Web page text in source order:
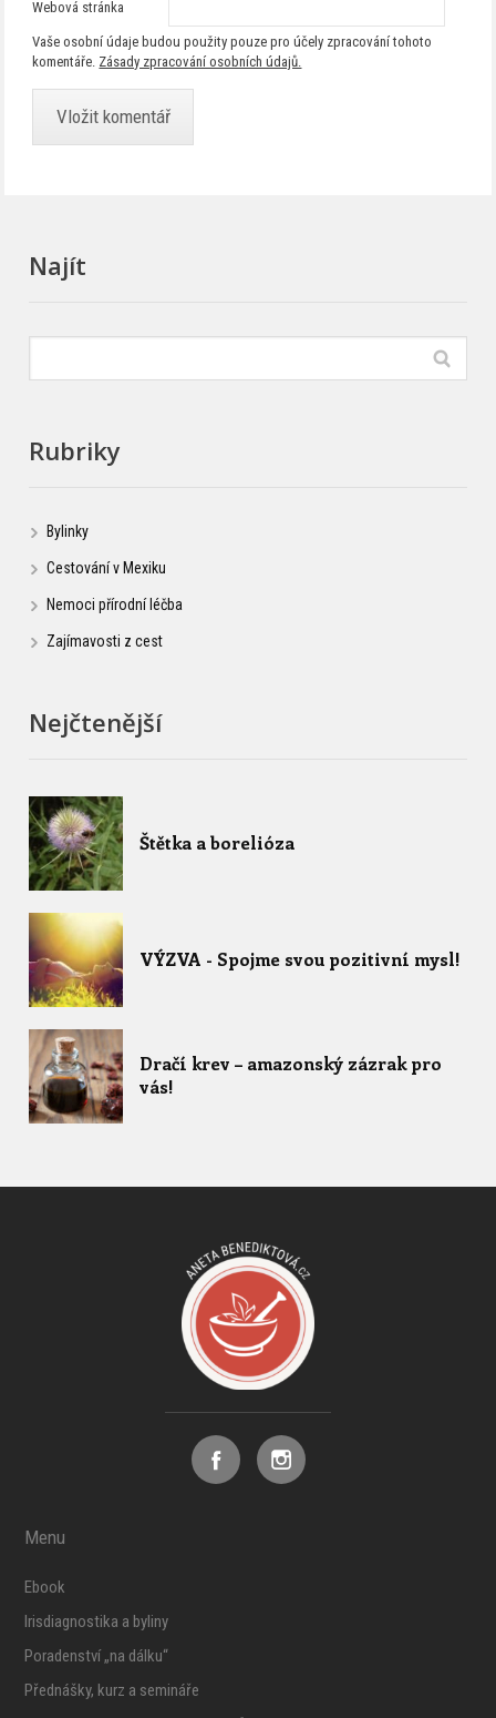
Webová stránka
Vaše osobní údaje budou použity pouze pro účely zpracování tohoto
komentáře. Zásady zpracování osobních údajů.
Najít
Rubriky
Bylinky
Cestování v Mexiku
Nemoci přírodní léčba
Zajímavosti z cest
Nejčtenější
Štětka a borelióza
VÝZVA - Spojme svou pozitivní mysl!
Dračí krev – amazonský zázrak pro
vás!
Menu
Ebook
Irisdiagnostika a byliny
Poradenství „na dálku“
Přednášky, kurz a semináře